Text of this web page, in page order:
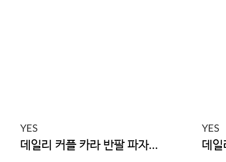
YES
데일리 커플 카라 반팔 파자마 세트(남녀공용) 라이트블루
YES